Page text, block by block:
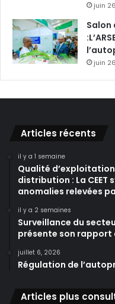
juin
Salon
juin
Articles récents
il y a 1 semaine
Qualité
distribution : La CEET
anomalies relevées
il y a 2 semaines
Surveillance du
présente son rapport
juillet 6, 2026
Régulation de
Articles plus